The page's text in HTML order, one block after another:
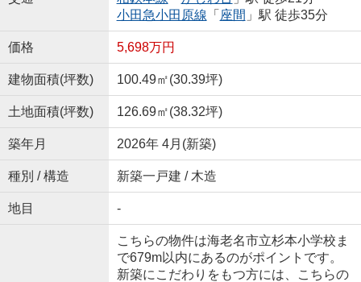
小田急小田原線 「 座間 」駅 徒歩35分
価格 5,698万円
建物面積(坪数) 100.49㎡(30.39坪)
土地面積(坪数) 126.69㎡(38.32坪)
築年月 2026年 4月(新築)
種別 / 構造 新築一戸建 / 木造
地目 -
こちらの物件は海老名市立杉本小学校ま
で679m以内にあるのがポイントです。
新築にこだわりをもつ方には、こちらの